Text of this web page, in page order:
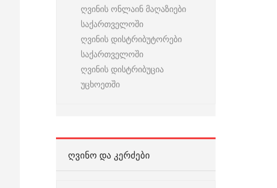
ღვინის ონლაინ მაღაზიები
საქართველოში
ღვინის დისტრიბუტორები
საქართველოში
ღვინის დისტრიბუცია
უცხოეთში
ᲦᲕᲘᲜᲝ ᲓᲐ ᲙᲔᲠᲫᲔᲑᲘ